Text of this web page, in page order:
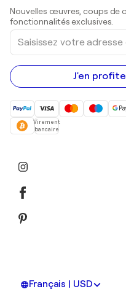
Peintures acryliques
Nouvelles œuvres, coups de
fonctionnalités exclusives.
Saisissez
votre
adresse
e-
mail
J'en
Virement
bancaire
Français | USD